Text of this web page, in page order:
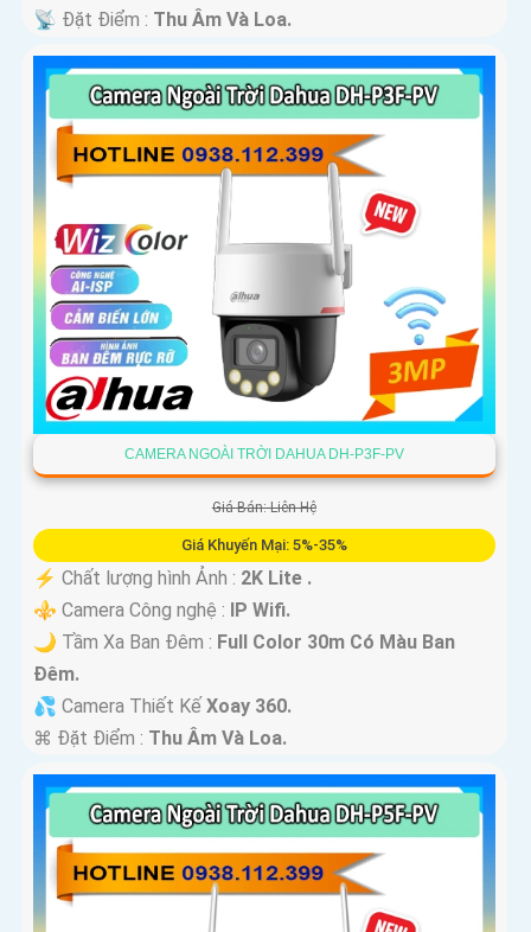
️📡 Đặt Điểm : Thu Âm Và Loa.
CAMERA NGOÀI TRỜI DAHUA DH-P3F-PV
Giá Bán: Liên Hệ
Giá Khuyến Mại: 5%-35%
️⚡ Chất lượng hình Ảnh : 2K Lite .
⚜️ Camera Công nghệ : IP Wifi.
🌙 Tầm Xa Ban Đêm : Full Color 30m Có Màu Ban
Ðêm.
💦 Camera Thiết Kế Xoay 360.
️⌘ Đặt Điểm : Thu Âm Và Loa.